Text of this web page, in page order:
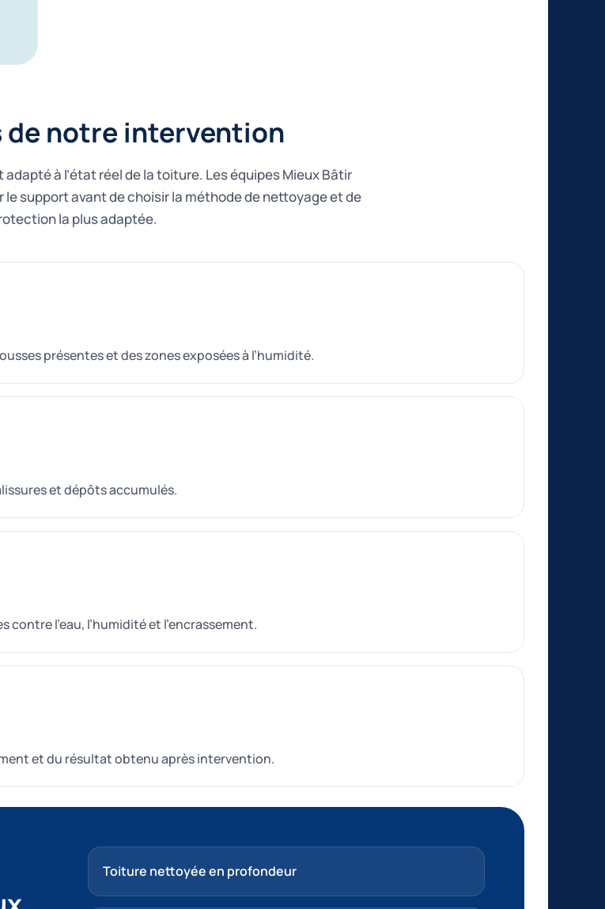
de notre intervention
à l’état réel de la toiture. Les équipes Mieux Bâtir
support avant de choisir la méthode de nettoyage et de
la plus adaptée.
présentes et des zones exposées à l’humidité.
et dépôts accumulés.
l’eau, l’humidité et l’encrassement.
et du résultat obtenu après intervention.
Toiture nettoyée en profondeur